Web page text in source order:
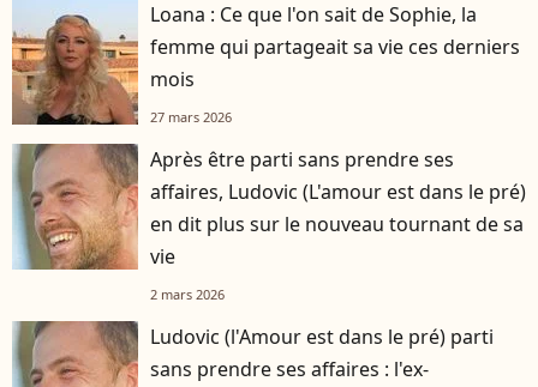
Loana : Ce que l'on sait de Sophie, la
femme qui partageait sa vie ces derniers
mois
27 mars 2026
Après être parti sans prendre ses
affaires, Ludovic (L'amour est dans le pré)
en dit plus sur le nouveau tournant de sa
vie
2 mars 2026
Ludovic (l'Amour est dans le pré) parti
sans prendre ses affaires : l'ex-